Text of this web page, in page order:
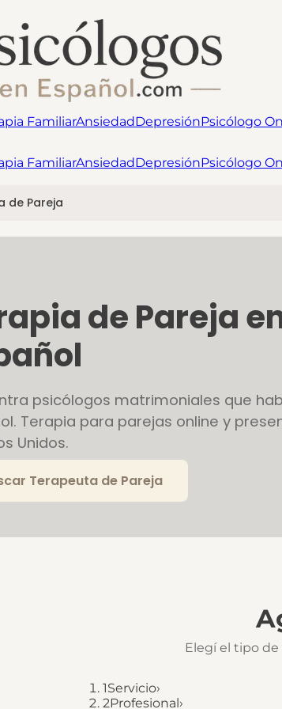
FamiliarAnsiedadDepresiónPsicólogo
FamiliarAnsiedadDepresiónPsicólogo
de Pareja
de Pareja
psicólogos matrimoniales que
Terapia para parejas online y
Unidos.
Terapeuta de Pareja
Elegí el tipo
1Servicio›
2Profesional›